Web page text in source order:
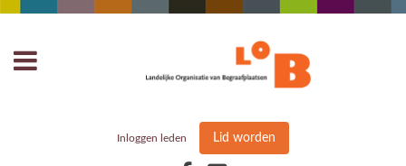
Inloggen leden Lid worden